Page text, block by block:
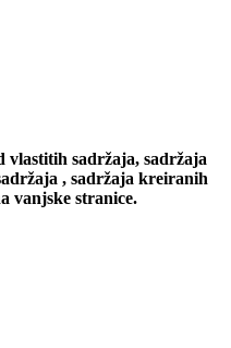
vlastitih sadržaja, sadržaja
, sadržaja kreiranih
vanjske stranice.